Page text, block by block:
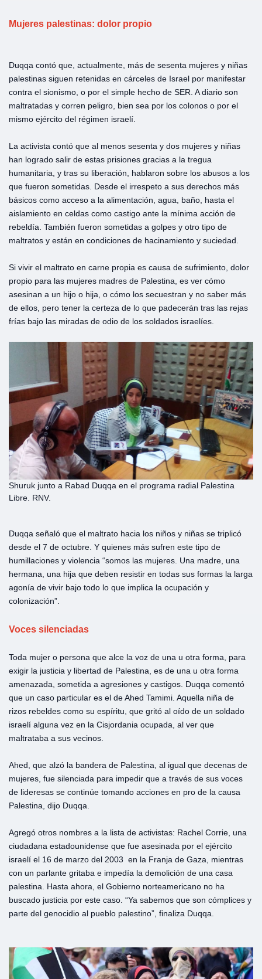
Mujeres palestinas: dolor propio
Duqqa contó que, actualmente, más de sesenta mujeres y niñas
palestinas siguen retenidas en cárceles de Israel por manifestar
contra el sionismo, o por el simple hecho de SER. A diario son
maltratadas y corren peligro, bien sea por los colonos o por el
mismo ejército del régimen israelí.
La activista contó que al menos sesenta y dos mujeres y niñas
han logrado salir de estas prisiones gracias a la tregua
humanitaria, y tras su liberación, hablaron sobre los abusos a los
que fueron sometidas. Desde el irrespeto a sus derechos más
básicos como acceso a la alimentación, agua, baño, hasta el
aislamiento en celdas como castigo ante la mínima acción de
rebeldía. También fueron sometidas a golpes y otro tipo de
maltratos y están en condiciones de hacinamiento y suciedad.
Si vivir el maltrato en carne propia es causa de sufrimiento, dolor
propio para las mujeres madres de Palestina, es ver cómo
asesinan a un hijo o hija, o cómo los secuestran y no saber más
de ellos, pero tener la certeza de lo que padecerán tras las rejas
frías bajo las miradas de odio de los soldados israelíes.
Shuruk junto a Rabad Duqqa en el programa radial Palestina
Libre. RNV.
Duqqa señaló que el maltrato hacia los niños y niñas se triplicó
desde el 7 de octubre. Y quienes más sufren este tipo de
humillaciones y violencia “somos las mujeres. Una madre, una
hermana, una hija que deben resistir en todas sus formas la larga
agonía de vivir bajo todo lo que implica la ocupación y
colonización”.
Voces silenciadas
Toda mujer o persona que alce la voz de una u otra forma, para
exigir la justicia y libertad de Palestina, es de una u otra forma
amenazada, sometida a agresiones y castigos. Duqqa comentó
que un caso particular es el de Ahed Tamimi. Aquella niña de
rizos rebeldes como su espíritu, que gritó al oído de un soldado
israelí alguna vez en la Cisjordania ocupada, al ver que
maltrataba a sus vecinos.
Ahed, que alzó la bandera de Palestina, al igual que decenas de
mujeres, fue silenciada para impedir que a través de sus voces
de lideresas se continúe tomando acciones en pro de la causa
Palestina, dijo Duqqa.
Agregó otros nombres a la lista de activistas: Rachel Corrie, una
ciudadana estadounidense que fue asesinada por el ejército
israelí el 16 de marzo del 2003 en la Franja de Gaza, mientras
con un parlante gritaba e impedía la demolición de una casa
palestina. Hasta ahora, el Gobierno norteamericano no ha
buscado justicia por este caso. “Ya sabemos que son cómplices y
parte del genocidio al pueblo palestino”, finaliza Duqqa.